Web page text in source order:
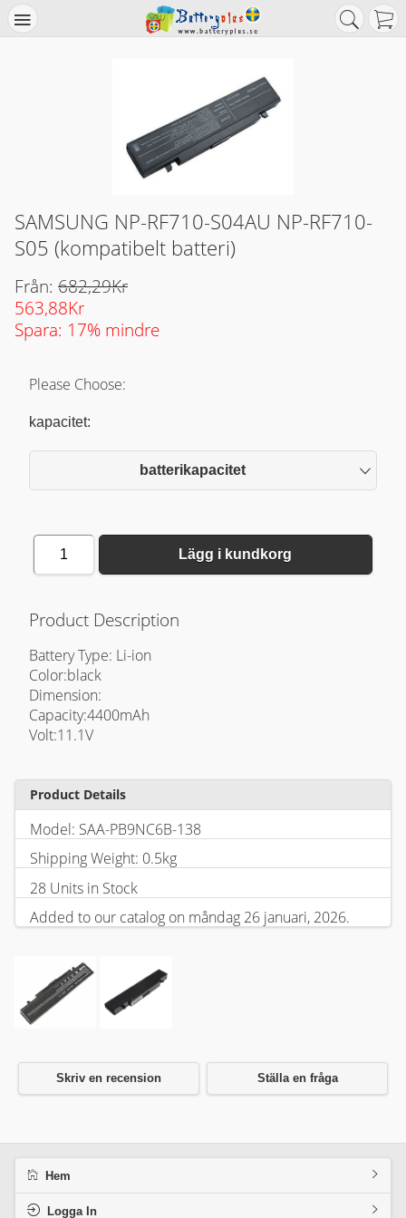
SAMSUNG NP-RF710-S04AU NP-RF710-
S05 (kompatibelt batteri)
Från: 682,29Kr
563,88Kr
Spara: 17% mindre
Please Choose:
kapacitet:
batterikapacitet
1 Lägg i kundkorg
Product Description
Battery Type: Li-ion
Color:black
Dimension:
Capacity:4400mAh
Volt:11.1V
Product Details
Model: SAA-PB9NC6B-138
Shipping Weight: 0.5kg
28 Units in Stock
Added to our catalog on måndag 26 januari, 2026.
Skriv en recension Ställa en fråga
Hem
Logga In